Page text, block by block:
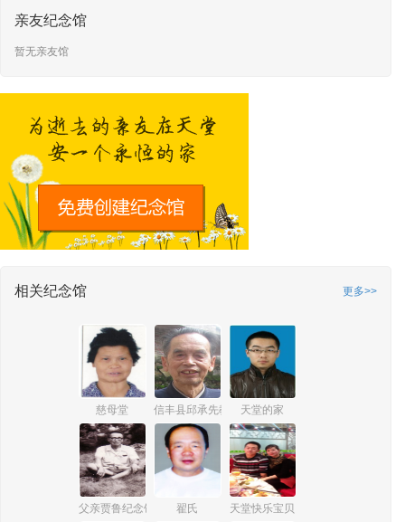
亲友纪念馆
暂无亲友馆
相关纪念馆 更多>>
慈母堂 信丰县邱承先教师纪念馆
天堂的家
父亲贾鲁纪念馆 翟氏 天堂快乐宝贝